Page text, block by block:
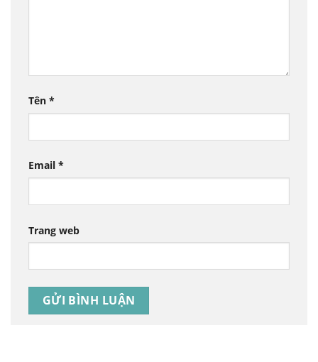
Tên *
Email *
Trang web